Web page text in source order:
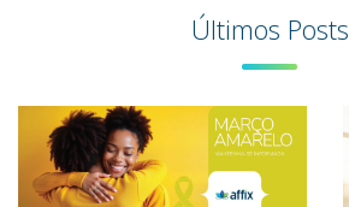
Últimos Posts